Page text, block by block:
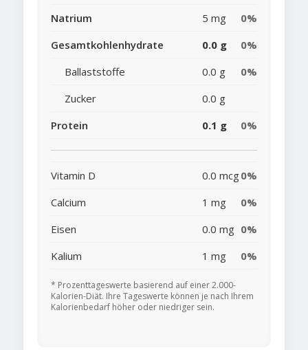
Natrium
5 mg
0%
Gesamtkohlenhydrate
0.0 g
0%
Ballaststoffe
0.0 g
0%
Zucker
0.0 g
Protein
0.1 g 0%
Vitamin D 0.0 mcg0%
Calcium
1 mg
0%
Eisen
0.0 mg 0%
Kalium
1 mg 0%
* Prozenttageswerte basierend auf einer 2.000-
Kalorien-Diät. Ihre Tageswerte können je nach Ihrem
Kalorienbedarf höher oder niedriger sein.